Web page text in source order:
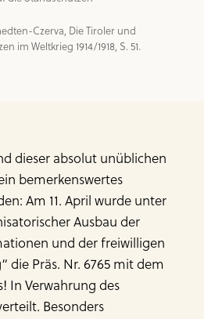
Czerva, Die Tiroler und
im Weltkrieg 1914/1918, S. 51.
dieser absolut unüblichen
bemerkenswertes
Am 11. April wurde unter
Ausbau der
und der freiwilligen
die Präs. Nr. 6765 mit dem
In Verwahrung des
Besonders